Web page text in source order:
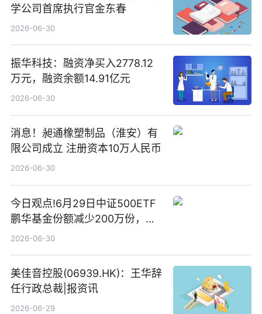
学公司首席执行官金东春
2026-06-30
振华科技：融资净买入2778.12
万元，融资余额14.91亿元
2026-06-30
消息！昶通橡塑制品（淮安）有
限公司成立 注册资本10万人民币
2026-06-30
今日观点!6月29日中证500ETF
鹏华基金份额减少200万份，重
仓股亨通光电、赤峰黄金、佰维
2026-06-30
美佳音控股(06939.HK)：王华辞
任行政总裁|报资讯
2026-06-29